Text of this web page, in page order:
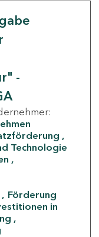
-
Technologie
Förderung
in